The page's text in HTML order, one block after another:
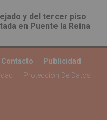
y del tercer piso
en Puente la Reina
Contacto
Publicidad
Protección De Datos